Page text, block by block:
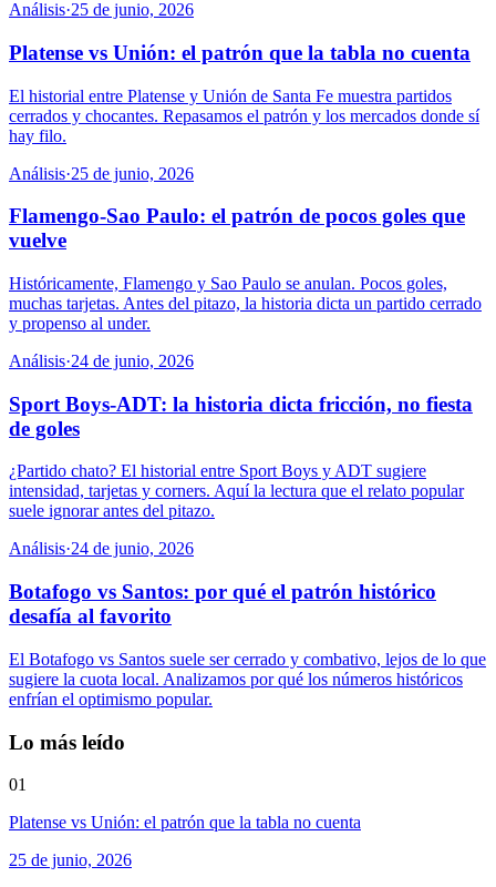
Análisis·25 de junio, 2026
Platense vs Unión: el patrón que la tabla no cuenta
El historial entre Platense y Unión de Santa Fe muestra partidos
cerrados y chocantes. Repasamos el patrón y los mercados donde sí
hay filo.
Análisis·25 de junio, 2026
Flamengo-Sao Paulo: el patrón de pocos goles que
vuelve
Históricamente, Flamengo y Sao Paulo se anulan. Pocos goles,
muchas tarjetas. Antes del pitazo, la historia dicta un partido cerrado
y propenso al under.
Análisis·24 de junio, 2026
Sport Boys-ADT: la historia dicta fricción, no fiesta
de goles
¿Partido chato? El historial entre Sport Boys y ADT sugiere
intensidad, tarjetas y corners. Aquí la lectura que el relato popular
suele ignorar antes del pitazo.
Análisis·24 de junio, 2026
Botafogo vs Santos: por qué el patrón histórico
desafía al favorito
El Botafogo vs Santos suele ser cerrado y combativo, lejos de lo que
sugiere la cuota local. Analizamos por qué los números históricos
enfrían el optimismo popular.
Lo más leído
01
Platense vs Unión: el patrón que la tabla no cuenta
25 de junio, 2026